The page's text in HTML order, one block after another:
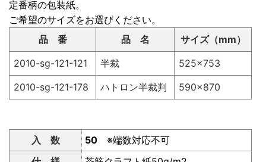
定番柄の包装紙。
ご希望のサイズをお選びください。
品 番
品 名
サイズ（mm）
2010-sg-121-121
半裁
525×753
2010-sg-121-178
ハトロン半裁判 590×870
入 数 50 ※端数対応不可